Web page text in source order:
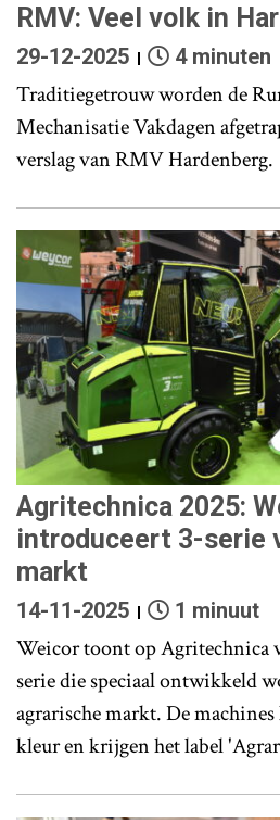
RMV: Veel volk in
29-12-2025 4 minuten
Traditiegetrouw worden de
Mechanisatie Vakdagen
verslag van RMV Hardenberg.
Agritechnica 2025:
introduceert 3-serie
markt
14-11-2025 1 minuut
Weicor toont op Agritechnica
serie die speciaal ontwikkeld
agrarische markt. De
kleur en krijgen het label